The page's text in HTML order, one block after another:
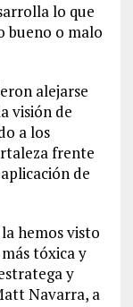
lo que
bueno o malo
alejarse
visión de
a los
frente
de
hemos visto
tóxica y
y
Navarra, a